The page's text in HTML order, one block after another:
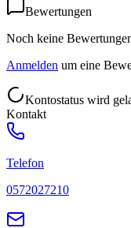
Bewertungen
Noch keine
Anmelden um eine
Kontostatus wird
Kontakt
Telefon
0572027210